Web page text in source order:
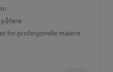
påføre
for profesjonelle malere